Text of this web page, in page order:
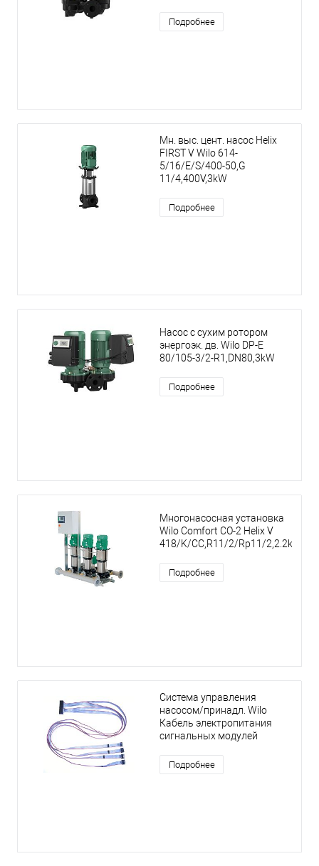
Подробнее
Мн. выс. цент. насос Helix
FIRST V Wilo 614-
5/16/E/S/400-50,G
11/4,400V,3kW
Подробнее
Насос с сухим ротором
энергоэк. дв. Wilo DP-E
80/105-3/2-R1,DN80,3kW
Подробнее
Многонасосная установка
Wilo Comfort CO-2 Helix V
418/K/CC,R11/2/Rp11/2,2.2kW
Подробнее
Система управления
насосом/принадл. Wilo
Кабель электропитания
сигнальных модулей
Подробнее